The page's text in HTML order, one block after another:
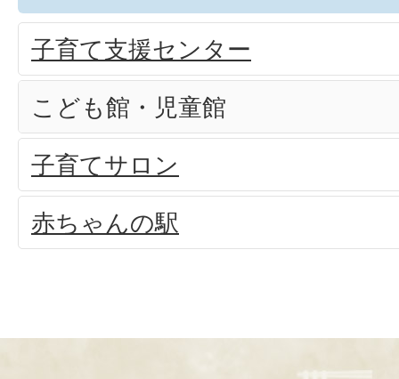
子育て支援センター
こども館・児童館
子育てサロン
赤ちゃんの駅